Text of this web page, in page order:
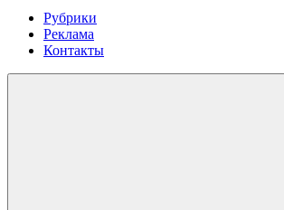
Рубрики
Реклама
Контакты